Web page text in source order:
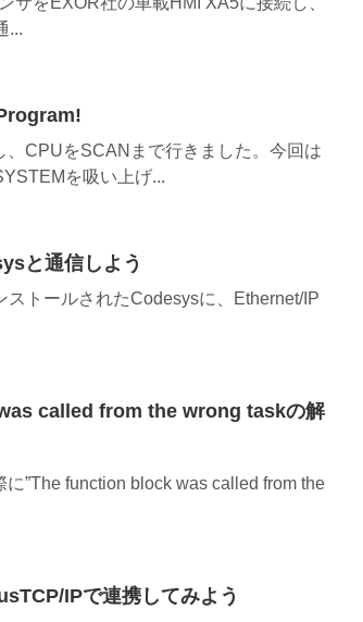
...
CPUをSCANまで行きました。今回は
を吸い上げ...
と通信しよう
トールされたCodesysに、Ethernet/IP
called from the wrong taskの解
”The function block was called from the
IPで連携してみよう